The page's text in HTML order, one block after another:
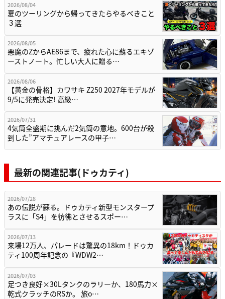
2026/08/04
夏のツーリングから帰ってきたらやるべきこと
３選
2026/08/05
悪魔のZからAE86まで、疲れた心に蘇るエキゾ
ーストノート。忙しい大人に贈る…
2026/08/06
【黄金の骨格】カワサキ Z250 2027年モデルが
9/5に発売決定! 高級…
2026/07/31
4気筒全盛期に挑んだ2気筒の意地。600台が殺
到した”アマチュアレースの甲子…
最新の関連記事(ドゥカティ)
2026/07/28
あの伝説が蘇る。ドゥカティ新型モンスタープ
ラスに「S4」を彷彿とさせるスポー…
2026/07/13
来場12万人、パレードは驚異の18km！ドゥカ
ティ100周年記念の『WDW2…
2026/07/03
足つき良好×30Lタンクのラリーか、180馬力×
乾式クラッチのRSか。 旅o…